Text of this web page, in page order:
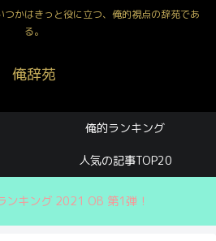
かはきっと役に立つ、俺的視点の辞苑であ
る。
俺辞苑
俺的ランキング
人気の記事TOP20
ンキング 2021 OB 第1弾！